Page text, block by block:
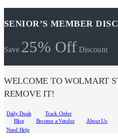
SENIOR’S MEMBER
Save 25% Off Discount
WELCOME TO WOLMART
REMOVE IT!
Daily Deals
Track Order
Blog
Become a Vendor
About Us
Need Help